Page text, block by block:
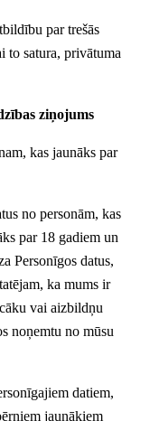
par trešās
to satura, privātuma
ziņojums
kas jaunāks par
no personām, kas
par 18 gadiem un
Personīgos datus,
ka mums ir
vai aizbildņu
noņemtu no mūsu
datiem,
jaunākiem